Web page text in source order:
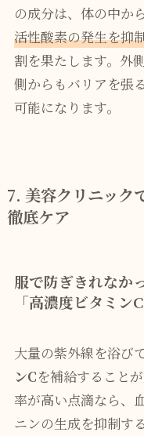
の成分は、体の中か
活性酸素の発生を抑
割を果たします。外
側からもバリアを張
可能になります。
7. 美容クリニック
徹底ケア
服で防ぎきれなか
「高濃度ビタミンC
大量の紫外線を浴び
ンCを補給すること
率が高い点滴なら、
ニンの生成を抑制す